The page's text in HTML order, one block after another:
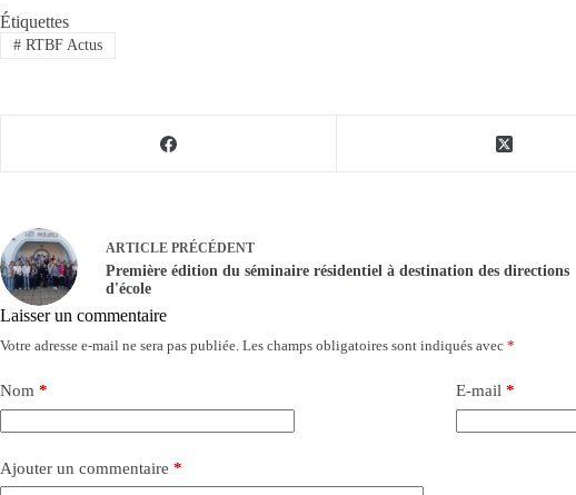
Étiquettes
#RTBF Actus
ARTICLE PRÉCÉDENT
Première édition du séminaire résidentiel à destination des directions
d'école
Laisser un commentaire
Votre adresse e-mail ne sera pas publiée. Les champs obligatoires sont indiqués avec *
Nom * E-mail*
Ajouter un commentaire *